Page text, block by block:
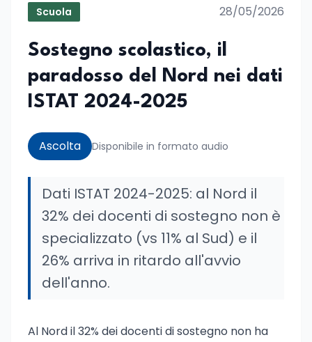
Scuola 28/05/2026
Sostegno scolastico, il
paradosso del Nord nei dati
ISTAT 2024-2025
Ascolta Disponibile in formato audio
Dati ISTAT 2024-2025: al Nord il
32% dei docenti di sostegno non è
specializzato (vs 11% al Sud) e il
26% arriva in ritardo all'avvio
dell'anno.
Al Nord il 32% dei docenti di sostegno non ha